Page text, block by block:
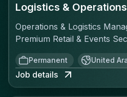
Logistics &
Operations & Logistics
Premium Retail & Events
RoleYou'll own the
fast-moving, asset-light
distinct channels:
offline private events. This
Permanent United
Job details